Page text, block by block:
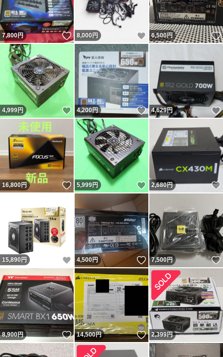
7,800円 いいね！
8,000 円 いいね！
6,500円
4,999円 いいね！
4,200円 いいね！
4,629円
16,800円 いいね！
5,999円 いいね！
2,680円
15,890 円 いいね！
4,500円 いいね！
7,500円
8,900円 いいね！
14,500円 いいね！
2,399円